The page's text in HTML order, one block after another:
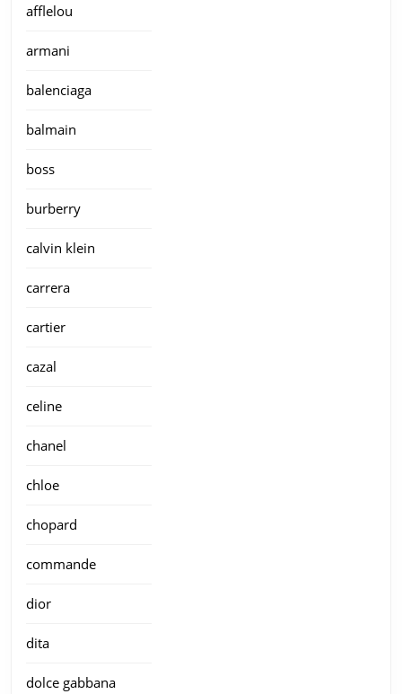
afflelou
armani
balenciaga
balmain
boss
burberry
calvin klein
carrera
cartier
cazal
celine
chanel
chloe
chopard
commande
dior
dita
dolce gabbana